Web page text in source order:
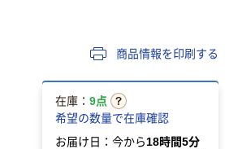
商品情報を印刷する
在庫： 9点
希望の数量で在庫確認
お届け日：今から18時間5分